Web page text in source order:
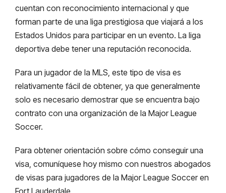
cuentan con reconocimiento internacional y que
forman parte de una liga prestigiosa que viajará a los
Estados Unidos para participar en un evento. La liga
deportiva debe tener una reputación reconocida.
Para un jugador de la MLS, este tipo de visa es
relativamente fácil de obtener, ya que generalmente
solo es necesario demostrar que se encuentra bajo
contrato con una organización de la Major League
Soccer.
Para obtener orientación sobre cómo conseguir una
visa, comuníquese hoy mismo con nuestros abogados
de visas para jugadores de la Major League Soccer en
Fort Lauderdale.